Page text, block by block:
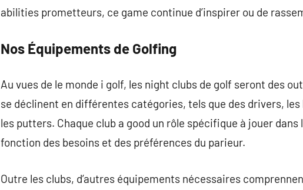
abilities prometteurs, ce game continue d’inspirer ou de
Nos Équipements de Golfing
Au vues de le monde i golf, les night clubs de golf seront des
se déclinent en différentes catégories, tels que des drivers, les
les putters. Chaque club a good un rôle spécifique à jouer
fonction des besoins et des préférences du parieur.
Outre les clubs, d’autres équipements nécessaires